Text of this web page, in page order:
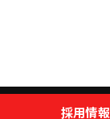
採用情報